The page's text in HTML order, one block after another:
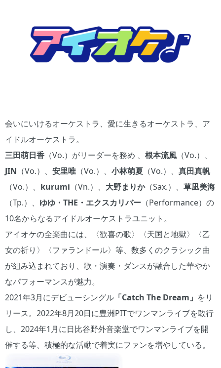
会いにいけるオーケストラ、愛に生きるオーケストラ、ア
イドルオーケストラ。
三田萌日香 （Vo.）がリーダーを務め 、 根本流風 （Vo.）、
JIN （Vo.）、安里唯 （Vo.）、 小林萌夏 （Vo.）、 真田真帆
（Vo.）、 kurumi （Vn.）、 大野まりか（Sax.）、 草凪美海
（Tp.）、 ゆゆ・THE・エクスカリバー （Performance）の
10名からなるアイドルオーケストラユニット。
アイオケの全楽曲には、〈歓喜の歌〉〈天国と地獄〉〈乙
女の祈り〉〈ファランドール〉等、数多くのクラシック曲
が組み込まれており、歌・演奏・ダンスが融合した華やか
なパフォーマンスが魅力。
2021年3月にデビューシングル 「Catch The Dream」 をリ
リース。2022年8月20日に豊洲PITでワンマンライブを敢行
し、2024年1月に日比谷野外音楽堂でワンマンライブを開
催する等、積極的な活動で着実にファンを増やしている。